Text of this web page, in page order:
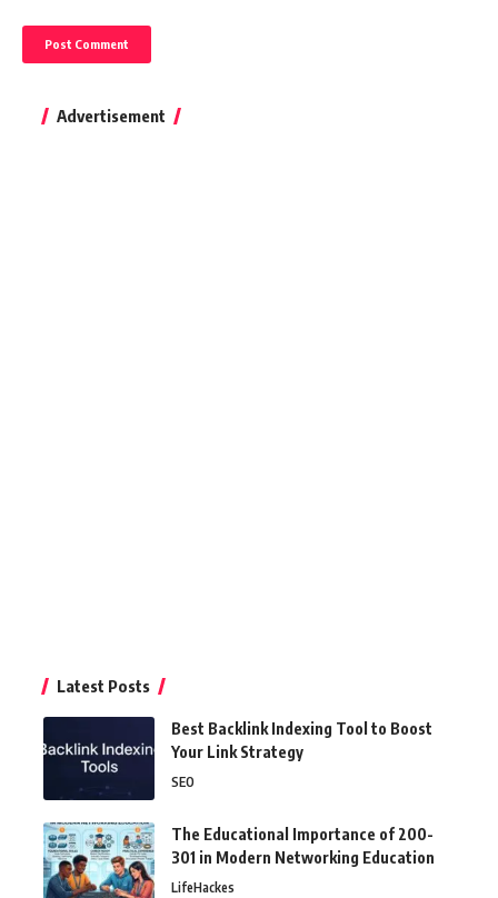
Advertisement
Latest Posts
Best Backlink Indexing Tool to Boost
Your Link Strategy
SEO
The Educational Importance of 200-
301 in Modern Networking Education
LifeHackes